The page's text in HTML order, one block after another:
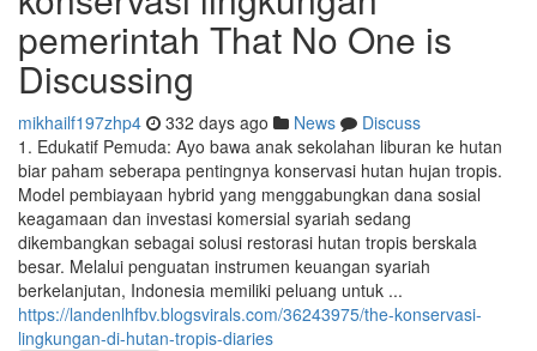
pemerintah That No One is
Discussing
mikhailf197zhp4 332 days ago News
Discuss
1. Edukatif Pemuda: Ayo bawa anak sekolahan liburan ke hutan
biar paham seberapa pentingnya konservasi hutan hujan tropis.
Model pembiayaan hybrid yang menggabungkan dana sosial
keagamaan dan investasi komersial syariah sedang
dikembangkan sebagai solusi restorasi hutan tropis berskala
besar. Melalui penguatan instrumen keuangan syariah
berkelanjutan, Indonesia memiliki peluang untuk ...
https://landenlhfbv.blogsvirals.com/36243975/the-konservasi-
lingkungan-di-hutan-tropis-diaries